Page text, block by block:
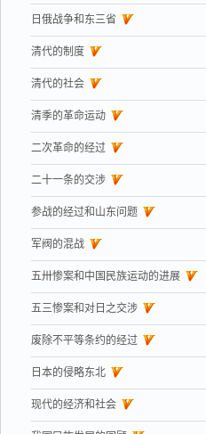
日俄战争和东三省
清代的制度
清代的社会
清季的革命运动
二次革命的经过
二十一条的交涉
参战的经过和山东问题
军阀的混战
五卅惨案和中国民族运动的进展
五三惨案和对日之交涉
废除不平等条约的经过
日本的侵略东北
现代的经济和社会